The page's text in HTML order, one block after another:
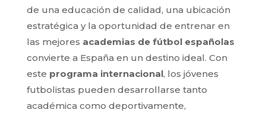
de una educación de calidad, una ubicación
estratégica y la oportunidad de entrenar en
las mejores academias de fútbol españolas
convierte a España en un destino ideal. Con
este programa internacional, los jóvenes
futbolistas pueden desarrollarse tanto
académica como deportivamente,